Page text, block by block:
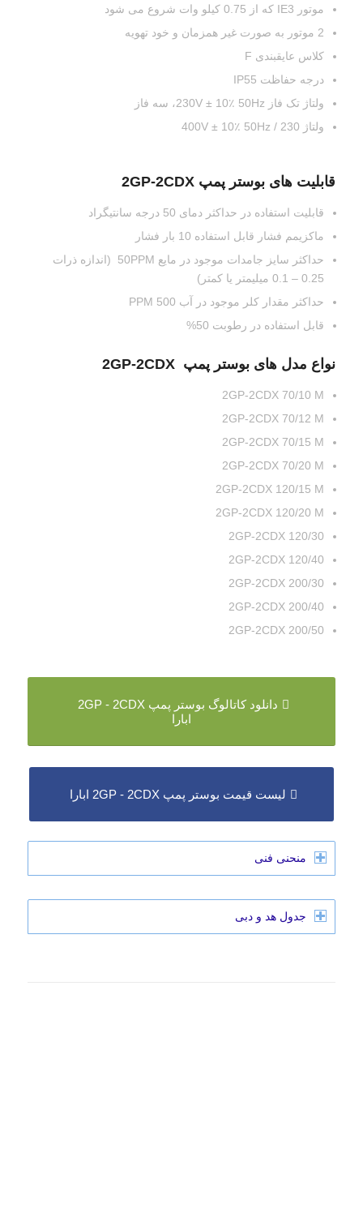
موتور IE3 که از 0.75 کیلو وات شروع می شود
2 موتور به صورت غیر همزمان و خود تهویه
کلاس عایقبندی F
درجه حفاظت IP55
ولتاژ تک فاز 230V ± 10٪ 50Hz، سه فاز
ولتاژ 230 / 400V ± 10٪ 50Hz
قابلیت های بوستر پمپ 2GP-2CDX
قابلیت استفاده در حداکثر دمای 50 درجه سانتیگراد
ماکزیمم فشار قابل استفاده 10 بار فشار
حداکثر سایز جامدات موجود در مایع 50PPM (اندازه ذرات
0.25 – 0.1 میلیمتر یا کمتر)
حداکثر مقدار کلر موجود در آب 500 PPM
قابل استفاده در رطوبت 50%
نواع مدل های بوستر پمپ 2GP-2CDX
2GP-2CDX 70/10 M
2GP-2CDX 70/12 M
2GP-2CDX 70/15 M
2GP-2CDX 70/20 M
2GP-2CDX 120/15 M
2GP-2CDX 120/20 M
2GP-2CDX 120/30
2GP-2CDX 120/40
2GP-2CDX 200/30
2GP-2CDX 200/40
2GP-2CDX 200/50
دانلود کاتالوگ بوستر پمپ 2GP - 2CDX
ابارا
لیست قیمت بوستر پمپ 2GP - 2CDX ابارا
منحنی فنی
جدول هد و دبی